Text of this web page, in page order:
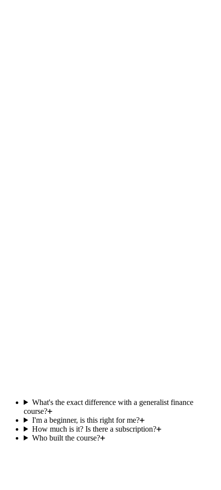
What's the exact difference with a generalist finance
course?
I'm a beginner, is this right for me?
How much is it? Is there a subscription?
Who built the course?